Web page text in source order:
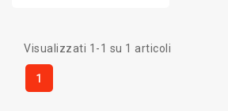
Visualizzati 1-1 su 1 articoli
1